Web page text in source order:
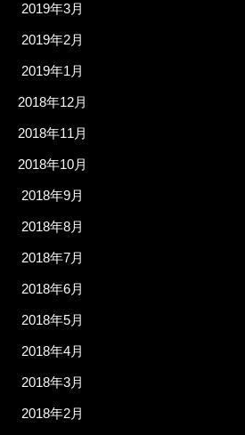
2019年3月
2019年2月
2019年1月
2018年12月
2018年11月
2018年10月
2018年9月
2018年8月
2018年7月
2018年6月
2018年5月
2018年4月
2018年3月
2018年2月